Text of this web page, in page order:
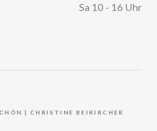
Sa 10 - 16 Uhr
| CHRISTINE BEIKIRCHER